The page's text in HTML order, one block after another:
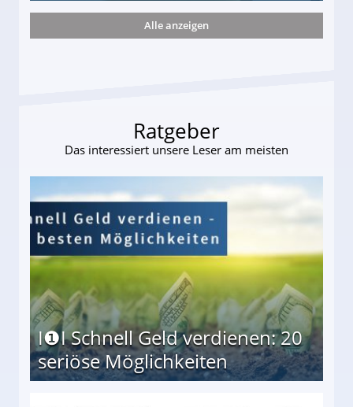
und wie viel?
Alle anzeigen
Ratgeber
Das interessiert unsere Leser am meisten
I❶I Schnell Geld verdienen: 20
seriöse Möglichkeiten